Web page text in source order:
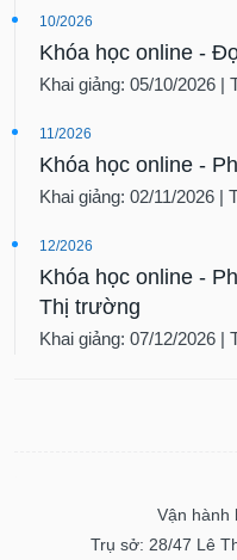
10/2026
Khóa học online -
Khai giảng: 05/10/2026 |
11/2026
Khóa học online -
Khai giảng: 02/11/2026 |
12/2026
Khóa học online -
Thị trường
Khai giảng: 07/12/2026 |
Vận hành
Trụ sở: 28/47 Lê